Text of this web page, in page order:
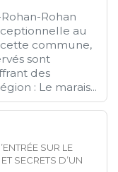
Rohan
au
commune,
sont
des
: Le marais...
SUR LE
SECRETS D’UN